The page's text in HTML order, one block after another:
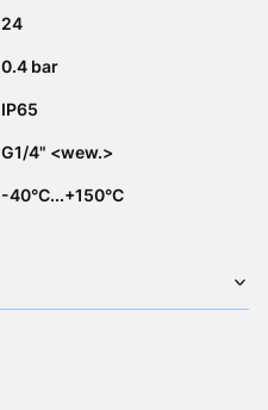
24
0.4 bar
IP65
G1/4" <wew.>
-40°C...+150°C